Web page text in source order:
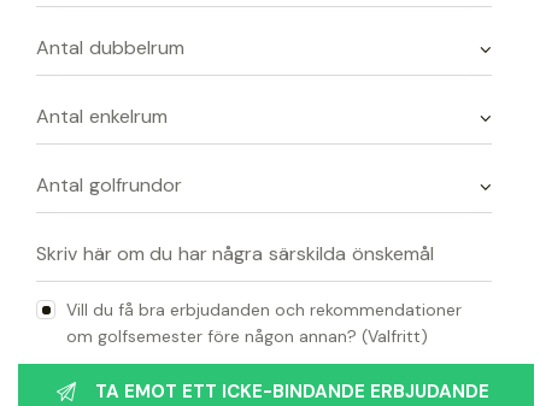
Vill du få bra erbjudanden och rekommendationer
om golfsemester före någon annan? (Valfritt)